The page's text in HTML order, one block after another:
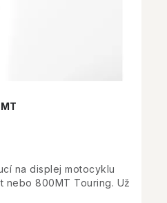
na displej motocyklu
nebo 800MT Touring. Už